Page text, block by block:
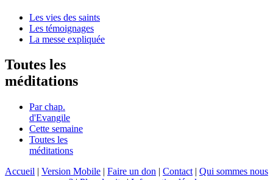
Les vies des saints
Les témoignages
La messe expliquée
Toutes les
méditations
Par chap.
d'Evangile
Cette semaine
Toutes les
méditations
Accueil | Version Mobile | Faire un don | Contact | Qui sommes nous